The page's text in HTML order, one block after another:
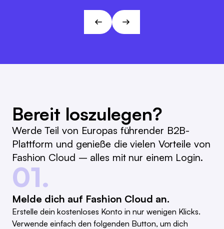
Bereit loszulegen?
Werde Teil von Europas führender B2B-
Plattform und genieße die vielen Vorteile von
Fashion Cloud – alles mit nur einem Login.
01.
Melde dich auf Fashion Cloud an.
Erstelle dein kostenloses Konto in nur wenigen Klicks.
Verwende einfach den folgenden Button, um dich